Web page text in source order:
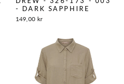
- DARK SAPPHIRE
149,00 kr